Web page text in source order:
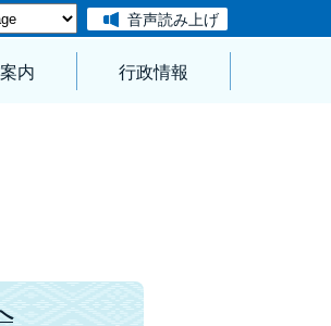
音声読み上げ
内 行政情報